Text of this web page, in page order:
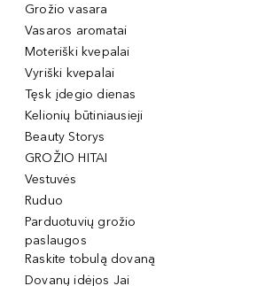
Grožio vasara
Vasaros aromatai
Moteriški kvepalai
Vyriški kvepalai
Tęsk įdegio dienas
Kelionių būtiniausieji
Beauty Storys
GROŽIO HITAI
Vestuvės
Ruduo
Parduotuvių grožio
paslaugos
Raskite tobulą dovaną
Dovanų idėjos Jai